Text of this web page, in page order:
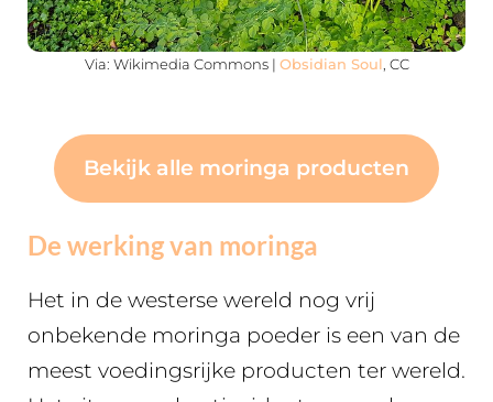
Via: Wikimedia Commons | Obsidian Soul , CC
Bekijk alle moringa producten
De werking van moringa
Het in de westerse wereld nog vrij
onbekende moringa poeder is een van de
meest voedingsrijke producten ter wereld.